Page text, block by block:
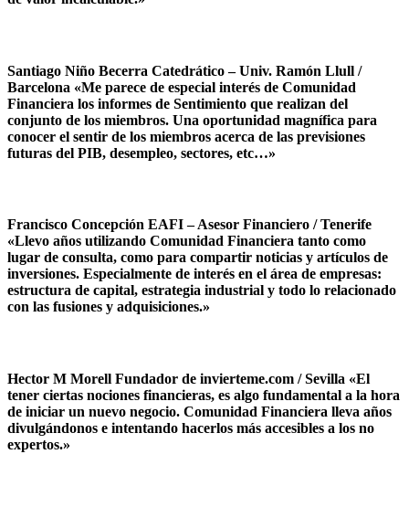
Santiago Niño Becerra Catedrático – Univ. Ramón Llull /
Barcelona «Me parece de especial interés de Comunidad
Financiera los informes de Sentimiento que realizan del
conjunto de los miembros. Una oportunidad magnífica para
conocer el sentir de los miembros acerca de las previsiones
futuras del PIB, desempleo, sectores, etc…»
Francisco Concepción EAFI – Asesor Financiero / Tenerife
«Llevo años utilizando Comunidad Financiera tanto como
lugar de consulta, como para compartir noticias y artículos de
inversiones. Especialmente de interés en el área de empresas:
estructura de capital, estrategia industrial y todo lo relacionado
con las fusiones y adquisiciones.»
Hector M Morell Fundador de invierteme.com / Sevilla «El
tener ciertas nociones financieras, es algo fundamental a la hora
de iniciar un nuevo negocio. Comunidad Financiera lleva años
divulgándonos e intentando hacerlos más accesibles a los no
expertos.»